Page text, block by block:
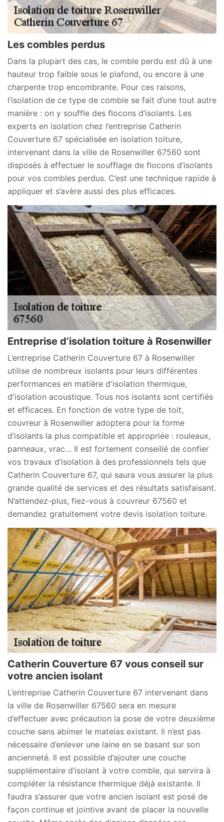
Les combles perdus
Dans la plupart des cas, le comble perdu est dû à une
hauteur trop faible sous le plafond, ou encore à une
charpente trop encombrante. Pour ces raisons,
l’isolation de ce type de comble se fait d’une tout autre
manière : on y souffle des flocons d’isolants. Les
experts en isolation chez l’entreprise Catherin
Couverture 67 spécialisée en isolation toiture,
intervenant dans la ville de Rosenwiller 67560 sont
disposés à effectuer le soufflage de flocons d’isolants
pour vos combles perdus. C’est une technique rapide à
appliquer et s’avère aussi des plus efficaces.
Entreprise d’isolation toiture à Rosenwiller
L’entreprise Catherin Couverture 67 à Rosenwiller
utilise de nombreux isolants pour leurs différentes
performances en matière d'isolation thermique,
d'isolation acoustique. Tous nos isolants sont certifiés
et efficaces. En fonction de votre type de toit,
couvreur à Rosenwiller adoptera pour la forme
d’isolants la plus compatible et appropriée : rouleaux,
panneaux, vrac… Il est fortement conseillé de confier
vos travaux d’isolation à des professionnels tels que
Catherin Couverture 67, qui saura vous assurer la plus
grande qualité de services et des résultats satisfaisant.
N’attendez-plus, fiez-vous à couvreur 67560 et
demandez gratuitement votre devis isolation toiture.
Catherin Couverture 67 vous conseil sur
votre ancien isolant
L’entreprise Catherin Couverture 67 intervenant dans
la ville de Rosenwiller 67560 sera en mesure
d’effectuer avec précaution la pose de votre deuxième
couche sans abimer le matelas existant. Il n’est pas
nécessaire d’enlever une laine en se basant sur son
ancienneté. Il est possible d’ajouter une couche
supplémentaire d’isolant à votre comble, qui servira à
compléter la résistance thermique déjà existante. Il
faudra s’assurer que votre ancien isolant est posé de
façon continue et jointive avant de placer la nouvelle